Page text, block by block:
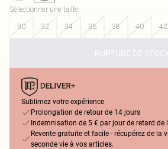
Sélectionner une taille:
30
32 34 36 38 40 42
RUPTURE DE
Sublimez votre expérience
Prolongation de retour de 14 jours
Indemnisation de 5 € par jour de retard de
Revente gratuite et facile - récupérez de la
seconde vie à vos articles.